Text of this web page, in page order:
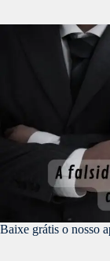
Baixe grátis o nosso